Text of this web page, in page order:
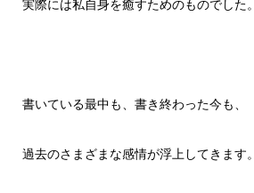
実際には私自身を癒すためのものでした。
書いている最中も、書き終わった今も、
過去のさまざまな感情が浮上してきます。